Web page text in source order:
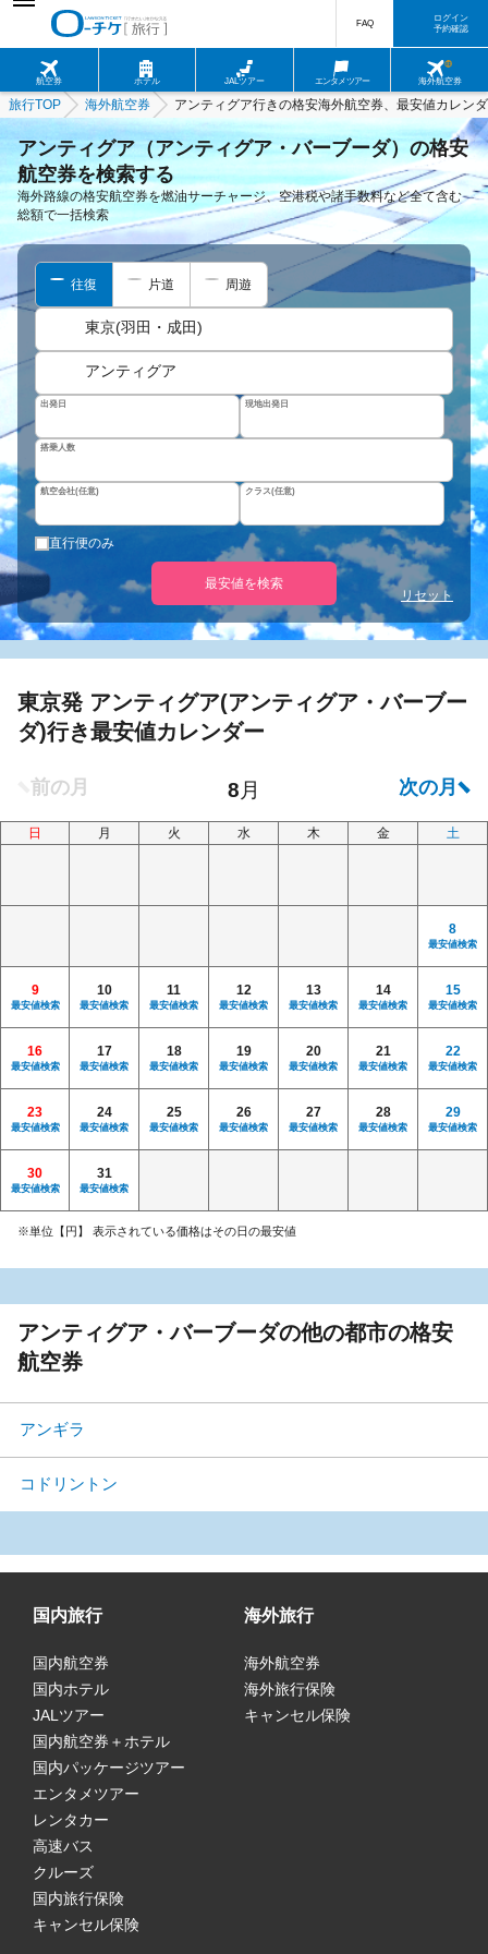
航空券 ホテル JALツアー エンタメツアー 海外航空券
FAQ
ログイン
予約確認
旅行TOP 海外航空券 アンティグア行きの格安海外航空券、最安値カレン
アンティグア（アンティグア・バーブーダ）の格安
航空券を検索する
海外路線の格安航空券を燃油サーチャージ、空港税や諸手数料など全て含む
総額で一括検索
往復 片道 周遊
東京(羽田・成田)
アンティグア
出発日 現地出発日
搭乗人数
航空会社(任意) クラス(任意)
直行便のみ
最安値を検索
リセット
東京発 アンティグア(アンティグア・バーブー
ダ)行き最安値カレンダー
日 月 火 水 木 金 土
8
最安値検索
9
最安値検索
10
最安値検索
11
最安値検索
12
最安値検索
13
最安値検索
14
最安値検索
15
最安値検索
16
最安値検索
17
最安値検索
18
最安値検索
19
最安値検索
20
最安値検索
21
最安値検索
22
最安値検索
23
最安値検索
24
最安値検索
25
最安値検索
26
最安値検索
27
最安値検索
28
最安値検索
29
最安値検索
30
最安値検索
31
最安値検索
※単位【円】 表示されている価格はその日の最安値
アンティグア・バーブーダの他の都市の格安
航空券
アンギラ
コドリントン
国内旅行
国内航空券
国内ホテル
JALツアー
国内航空券＋ホテル
国内パッケージツアー
エンタメツアー
レンタカー
高速バス
クルーズ
国内旅行保険
キャンセル保険
海外旅行
海外航空券
海外旅行保険
キャンセル保険